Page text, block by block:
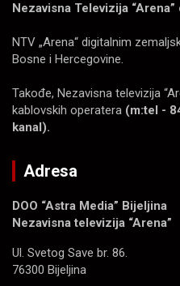
Nezavisna Televizija
NTV „Arena“ digitalnim
Bosne i Hercegovine.
Takođe, Nezavisna televizija
kablovskih operatera (m:tel -
kanal).
Adresa
DOO “Astra Media” Bijeljina
Nezavisna televizija “Arena”
Ul. Svetog Save br. 86.
76300 Bijeljina